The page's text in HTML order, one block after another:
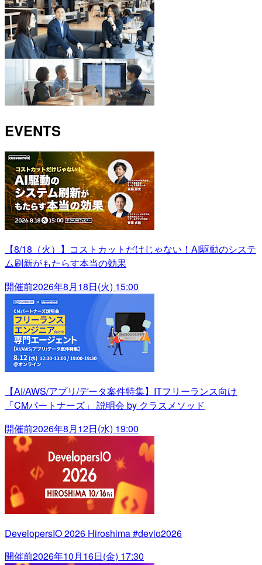
EVENTS
【8/18（火）】コストカットだけじゃない！AI駆動のシステ
ム刷新がもたらす本当の効果
開催前2026年8月18日(火) 15:00
【AI/AWS/アプリ/データ案件特集】ITフリーランス向け
「CMパートナーズ」 説明会 by クラスメソッド
開催前2026年8月12日(水) 19:00
DevelopersIO 2026 Hiroshima #devio2026
開催前2026年10月16日(金) 17:30